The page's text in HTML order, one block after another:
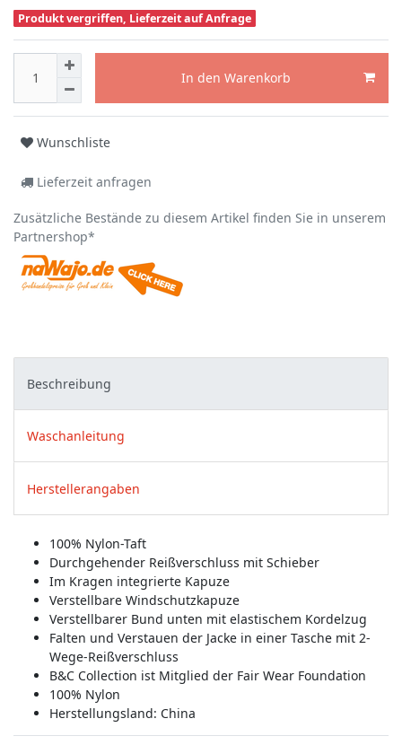
Produkt vergriffen, Lieferzeit auf Anfrage
In den Warenkorb
Wunschliste
Lieferzeit anfragen
Zusätzliche Bestände zu diesem Artikel finden Sie in unserem
Partnershop*
Beschreibung
Waschanleitung
Herstellerangaben
100% Nylon-Taft
Durchgehender Reißverschluss mit Schieber
Im Kragen integrierte Kapuze
Verstellbare Windschutzkapuze
Verstellbarer Bund unten mit elastischem Kordelzug
Falten und Verstauen der Jacke in einer Tasche mit 2-
Wege-Reißverschluss
B&C Collection ist Mitglied der Fair Wear Foundation
100% Nylon
Herstellungsland: China